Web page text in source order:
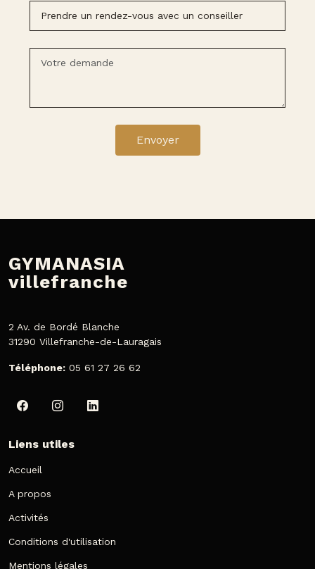
Envoyer
GYMANASIA
villefranche
2 Av. de Bordé Blanche
31290 Villefranche-de-Lauragais
Téléphone: 05 61 27 26 62
Liens utiles
Accueil
A propos
Activités
Conditions d'utilisation
Mentions légales